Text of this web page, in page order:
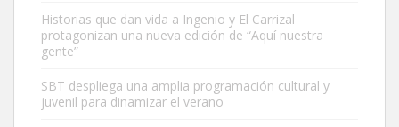
Este gato macho ha aparecido en la calle hace menos de un mes,
es muy manso y extremadamente cari...
Leales.org » Gran Canaria
Historias que dan vida a Ingenio y El Carrizal
protagonizan una nueva edición de “Aquí nuestra
gente”
SBT despliega una amplia programación cultural y
juvenil para dinamizar el verano